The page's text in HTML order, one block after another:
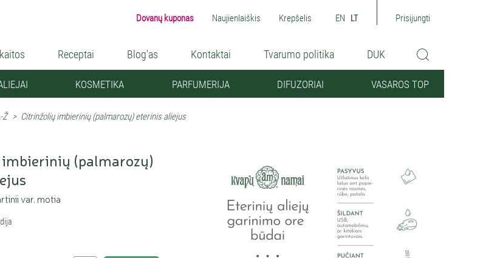
Dovanų kuponas Naujienlaiškis Krepšelis EN LT Prisijungti
Receptai Blog'as Kontaktai Tvarumo politika DUK
KOSMETIKA PARFUMERIJA DIFUZORIAI VASAROS TOP
Ž > Citrinžolių imbierinių (palmarozų) eterinis aliejus
(palmarozų)
var. motia